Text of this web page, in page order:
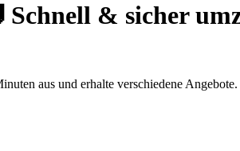
& sicher
aus und erhalte verschiedene Angebote.